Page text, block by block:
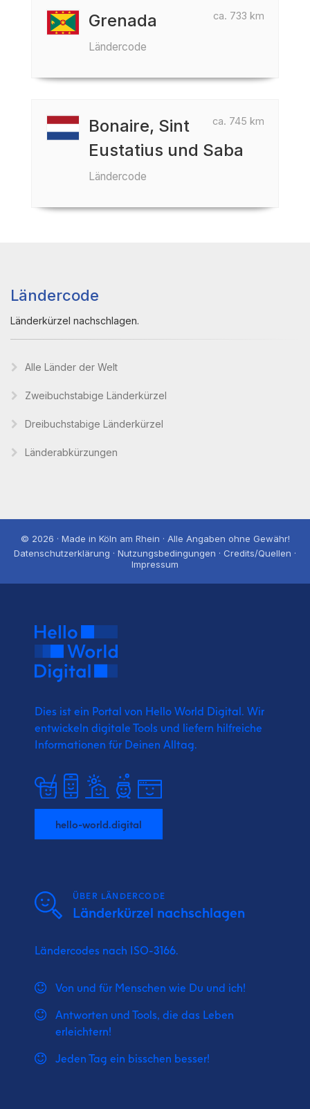
ca. 733 km
Grenada
Ländercode
ca. 745 km
Bonaire, Sint
Eustatius und Saba
Ländercode
Ländercode
Länderkürzel nachschlagen.
Alle Länder der Welt
Zweibuchstabige Länderkürzel
Dreibuchstabige Länderkürzel
Länderabkürzungen
© 2026 · Made in Köln am Rhein · Alle Angaben ohne Gewähr!
Datenschutzerklärung · Nutzungsbedingungen · Credits/Quellen ·
Impressum
Dies ist ein Portal von Hello World Digital. Wir
entwickeln digitale Tools und liefern hilfreiche
Informationen für Deinen Alltag.
hello-world.digital
ÜBER LÄNDERCODE
Länderkürzel nachschlagen
Ländercodes nach ISO-3166.
Von und für Menschen wie Du und ich!
Antworten und Tools, die das Leben
erleichtern!
Jeden Tag ein bisschen besser!